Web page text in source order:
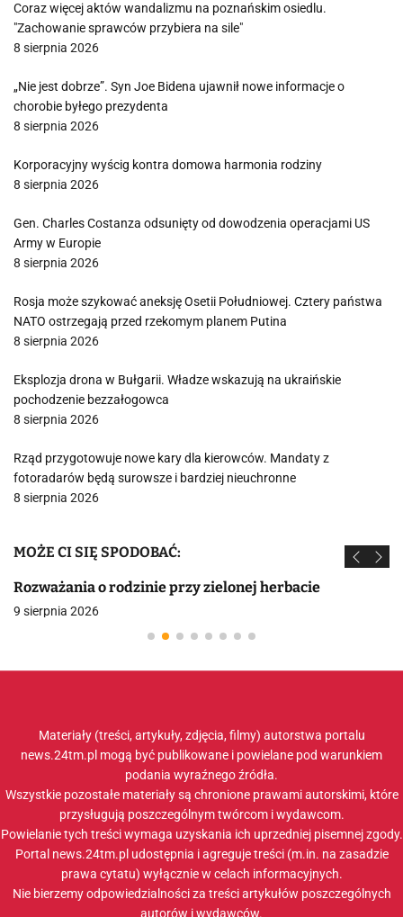
Coraz więcej aktów wandalizmu na poznańskim osiedlu.
"Zachowanie sprawców przybiera na sile"
8 sierpnia 2026
„Nie jest dobrze”. Syn Joe Bidena ujawnił nowe informacje o
chorobie byłego prezydenta
8 sierpnia 2026
Korporacyjny wyścig kontra domowa harmonia rodziny
8 sierpnia 2026
Gen. Charles Costanza odsunięty od dowodzenia operacjami US
Army w Europie
8 sierpnia 2026
Rosja może szykować aneksję Osetii Południowej. Cztery państwa
NATO ostrzegają przed rzekomym planem Putina
8 sierpnia 2026
Eksplozja drona w Bułgarii. Władze wskazują na ukraińskie
pochodzenie bezzałogowca
8 sierpnia 2026
Rząd przygotowuje nowe kary dla kierowców. Mandaty z
fotoradarów będą surowsze i bardziej nieuchronne
8 sierpnia 2026
MOŻE CI SIĘ SPODOBAĆ:
Rozważania o rodzinie przy zielonej herbacie
9 sierpnia 2026
Materiały (treści, artykuły, zdjęcia, filmy) autorstwa portalu
news.24tm.pl mogą być publikowane i powielane pod warunkiem
podania wyraźnego źródła.
Wszystkie pozostałe materiały są chronione prawami autorskimi, które
przysługują poszczególnym twórcom i wydawcom.
Powielanie tych treści wymaga uzyskania ich uprzedniej pisemnej zgody.
Portal news.24tm.pl udostępnia i agreguje treści (m.in. na zasadzie
prawa cytatu) wyłącznie w celach informacyjnych.
Nie bierzemy odpowiedzialności za treści artykułów poszczególnych
autorów i wydawców.